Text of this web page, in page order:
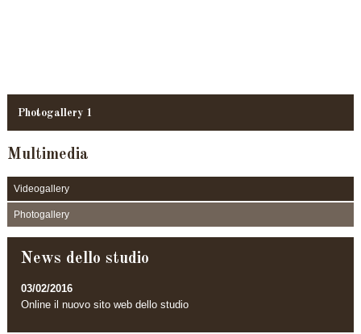
Photogallery 1
Multimedia
Videogallery
Photogallery
News dello studio
03/02/2016
Online il nuovo sito web dello studio